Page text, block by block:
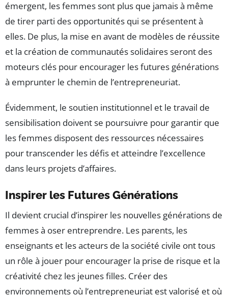
émergent, les femmes sont plus que jamais à même
de tirer parti des opportunités qui se présentent à
elles. De plus, la mise en avant de modèles de réussite
et la création de communautés solidaires seront des
moteurs clés pour encourager les futures générations
à emprunter le chemin de l’entrepreneuriat.
Évidemment, le soutien institutionnel et le travail de
sensibilisation doivent se poursuivre pour garantir que
les femmes disposent des ressources nécessaires
pour transcender les défis et atteindre l’excellence
dans leurs projets d’affaires.
Inspirer les Futures Générations
Il devient crucial d’inspirer les nouvelles générations de
femmes à oser entreprendre. Les parents, les
enseignants et les acteurs de la société civile ont tous
un rôle à jouer pour encourager la prise de risque et la
créativité chez les jeunes filles. Créer des
environnements où l’entrepreneuriat est valorisé et où